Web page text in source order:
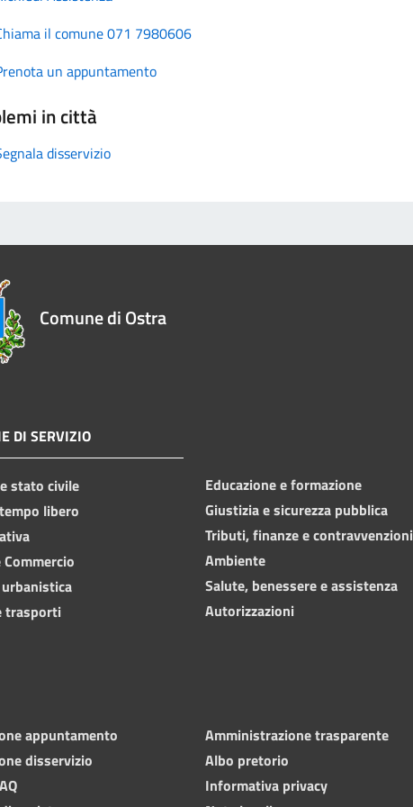
il comune 071 7980606
un appuntamento
in città
disservizio
Comune di Ostra
DI SERVIZIO
stato civile
libero
trasporti
Educazione e formazione
Giustizia e sicurezza pubblica
Tributi, finanze e contravvenzioni
Ambiente
Salute, benessere e assistenza
Autorizzazioni
appuntamento
disservizio
Amministrazione trasparente
Albo pretorio
Informativa privacy